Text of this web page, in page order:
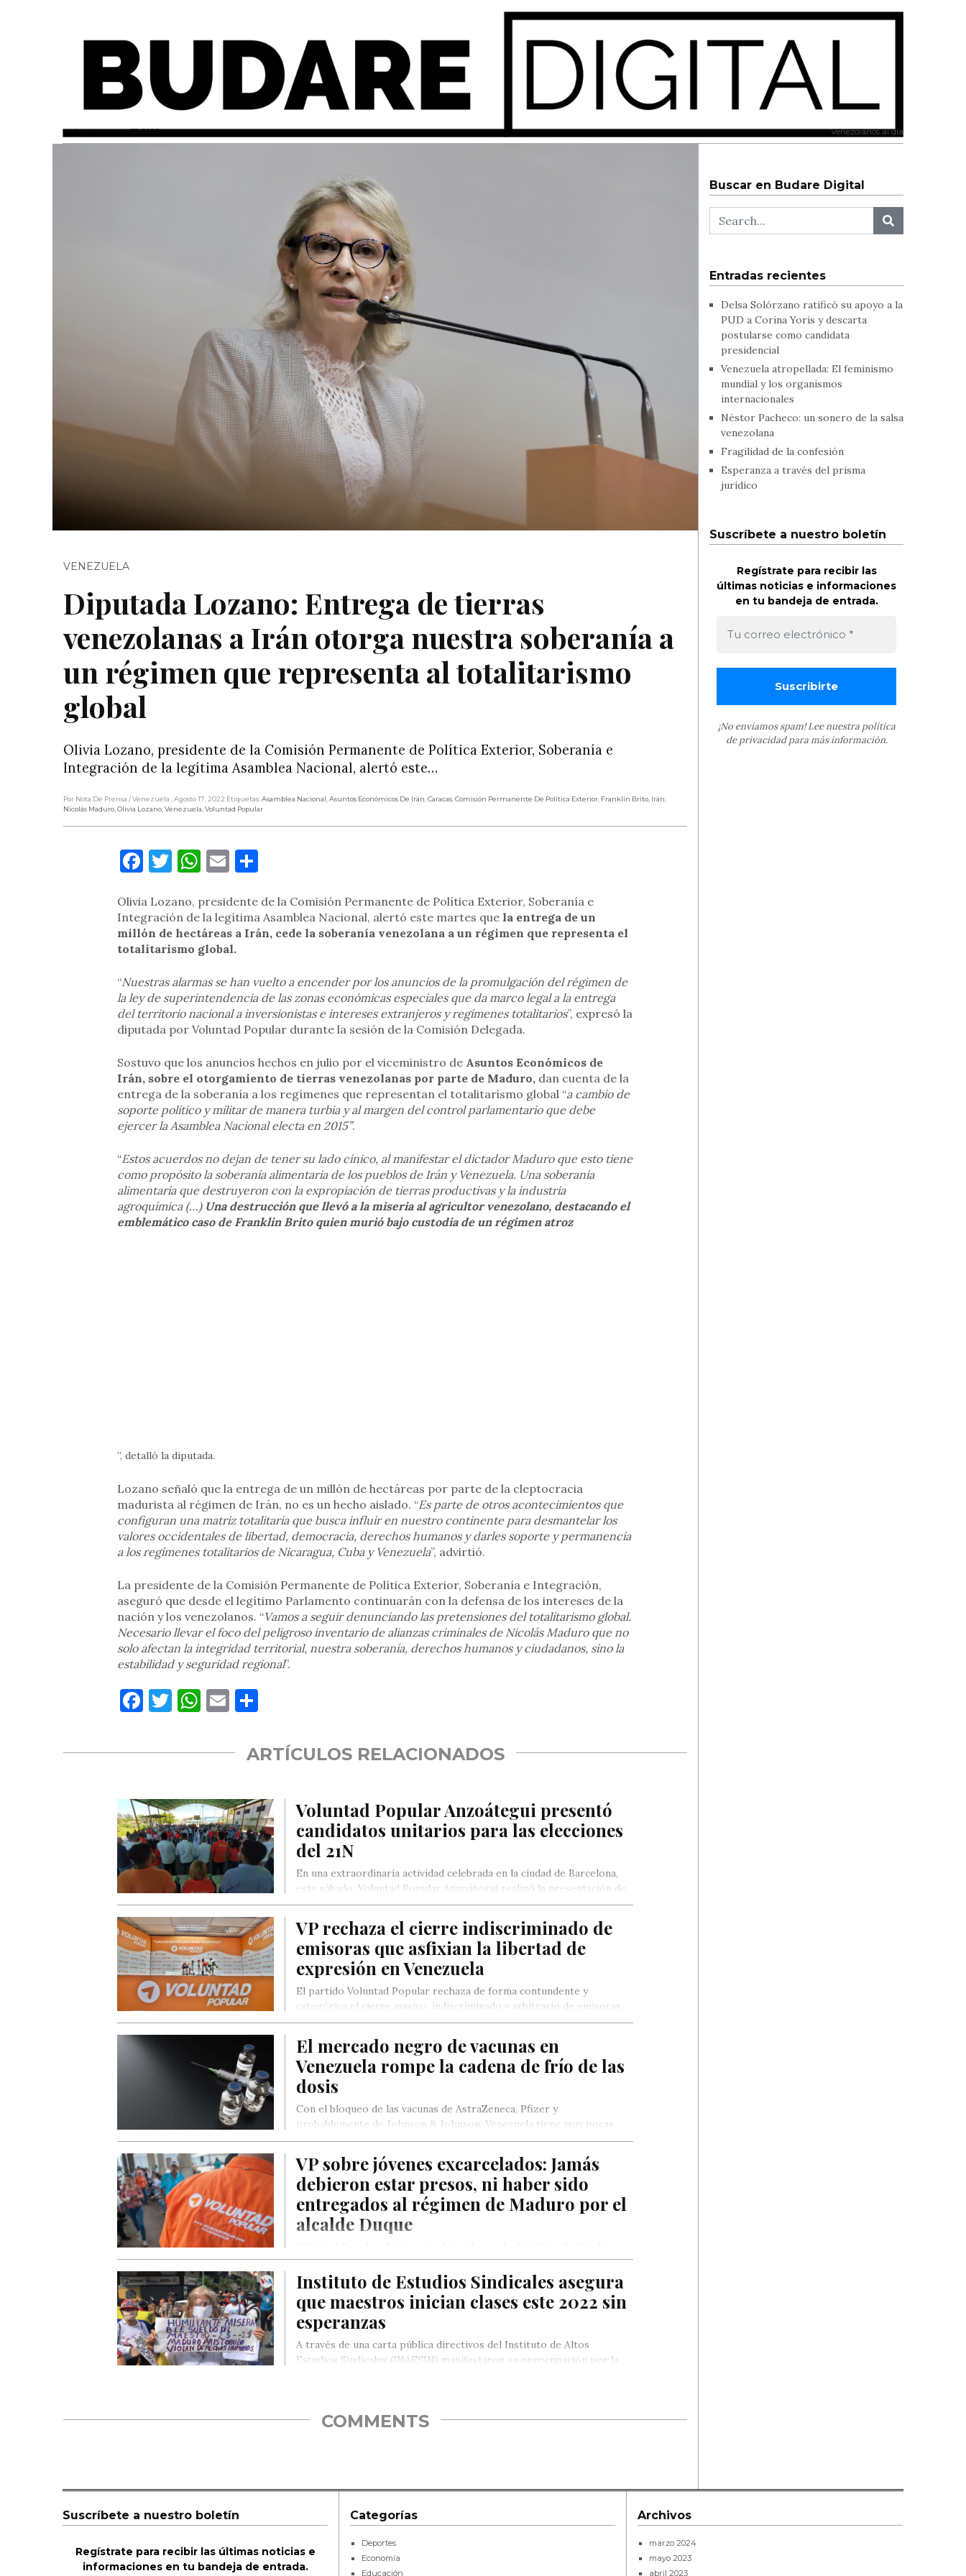
miércoles, agosto 17, 2022 Venezolanos al día
VENEZUELA
Diputada Lozano: Entrega de tierras
venezolanas a Irán otorga nuestra soberanía a
un régimen que representa al totalitarismo
global
Olivia Lozano, presidente de la Comisión Permanente de Política Exterior, Soberanía e
Integración de la legítima Asamblea Nacional, alertó este…
Por Nota De Prensa / Venezuela , Agosto 17, 2022 Etiquetas:Asamblea Nacional,Asuntos Económicos De Irán,Caracas,Comisión Permanente De Política Exterior, Franklin Brito, Irán,
Nicolás Maduro,Olivia Lozano,Venezuela,Voluntad Popular
Facebook
Twitter
WhatsApp
EmailCompartir
Olivia Lozano, presidente de la Comisión Permanente de Política Exterior, Soberanía e
Integración de la legítima Asamblea Nacional, alertó este martes que la entrega de un
millón de hectáreas a Irán, cede la soberanía venezolana a un régimen que representa el
totalitarismo global.
“Nuestras alarmas se han vuelto a encender por los anuncios de la promulgación del régimen de
la ley de superintendencia de las zonas económicas especiales que da marco legal a la entrega
del territorio nacional a inversionistas e intereses extranjeros y regímenes totalitarios”, expresó la
diputada por Voluntad Popular durante la sesión de la Comisión Delegada.
Sostuvo que los anuncios hechos en julio por el viceministro deAsuntos Económicos de
Irán, sobre el otorgamiento de tierras venezolanas por parte de Maduro,dan cuenta de la
entrega de la soberanía a los regímenes que representan el totalitarismo global “a cambio de
soporte político y militar de manera turbia y al margen del control parlamentario que debe
ejercer la Asamblea Nacional electa en 2015”.
“Estos acuerdos no dejan de tener su lado cínico, al manifestar el dictador Maduro que esto tiene
como propósito la soberanía alimentaria de los pueblos de Irán y Venezuela. Una soberanía
alimentaria que destruyeron con la expropiación de tierras productivas y la industria
agroquímica (…) Una destrucción que llevó a la miseria al agricultor venezolano, destacando el
emblemático caso de Franklin Brito quien murió bajo custodia de un régimen atroz
”, detalló la diputada.
Lozano señaló que la entrega de un millón de hectáreas por parte de la cleptocracia
madurista al régimen de Irán, no es un hecho aislado. “Es parte de otros acontecimientos que
configuran una matriz totalitaria que busca influir en nuestro continente para desmantelar los
valores occidentales de libertad, democracia, derechos humanos y darles soporte y permanencia
a los regímenes totalitarios de Nicaragua, Cuba y Venezuela”, advirtió.
La presidente de la Comisión Permanente de Política Exterior, Soberanía e Integración,
aseguró que desde el legítimo Parlamento continuarán con la defensa de los intereses de la
nación y los venezolanos. “Vamos a seguir denunciando las pretensiones del totalitarismo global.
Necesario llevar el foco del peligroso inventario de alianzas criminales de Nicolás Maduro que no
solo afectan la integridad territorial, nuestra soberanía, derechos humanos y ciudadanos, sino la
estabilidad y seguridad regional”.
Facebook
Twitter
WhatsApp
EmailCompartir
ARTÍCULOS RELACIONADOS
Voluntad Popular Anzoátegui presentó
candidatos unitarios para las elecciones
del 21N
En una extraordinaria actividad celebrada en la ciudad de Barcelona,
este sábado, Voluntad Popular Anzoátegui realizó la presentación de
los…
VP rechaza el cierre indiscriminado de
emisoras que asfixian la libertad de
expresión en Venezuela
El partido Voluntad Popular rechaza de forma contundente y
categórica el cierre masivo, indiscriminado y arbitrario de emisoras
radiales que…
El mercado negro de vacunas en
Venezuela rompe la cadena de frío de las
dosis
Con el bloqueo de las vacunas de AstraZeneca, Pfizer y
probablemente de Johnson & Johnson, Venezuela tiene muy pocas
opciones de vacunación.
VP sobre jóvenes excarcelados: Jamás
debieron estar presos, ni haber sido
entregados al régimen de Maduro por el
alcalde Duque
Maduro, en su afán de reprimir y execrar cualquier…
Instituto de Estudios Sindicales asegura
que maestros inician clases este 2022 sin
esperanzas
A través de una carta pública directivos del Instituto de Altos
Estudios Sindicales (INAESIN) manifestaron su preocupación por la
COMMENTS
Buscar en Budare Digital
Entradas recientes
Delsa Solórzano ratificó su apoyo a la
PUD a Corina Yoris y descarta
postularse como candidata
presidencial
Venezuela atropellada: El feminismo
mundial y los organismos
internacionales
Néstor Pacheco: un sonero de la salsa
venezolana
Fragilidad de la confesión
Esperanza a través del prisma
jurídico
Suscríbete a nuestro boletín
Regístrate para recibir las
últimas noticias e informaciones
en tu bandeja de entrada.
¡No enviamos spam! Lee nuestra política
de privacidadpara más información.
Suscríbete a nuestro boletín
Regístrate para recibir las últimas noticias e
informaciones en tu bandeja de entrada.
Categorías
Deportes
Economía
Educación
Archivos
marzo 2024
mayo 2023
abril 2023